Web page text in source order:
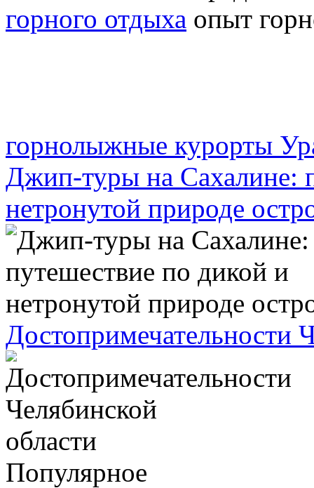
горного отдыха
горнолыжные курорты
Джип-туры на Сахалине:
нетронутой природе
Достопримечательности
Популярное